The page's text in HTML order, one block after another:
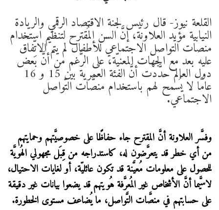
القلعة نيوز- قال رئيس لجنة الاقتصاد الرقمي والريادة
النيابية مؤيد العلاونة، إنَّ السن المُقترح لتنظيم استخدام
منصات التواصل الاجتماعي للأطفال لم يتم الاتِّفاق
عليه بعد مع الجهات المعنيّة، على الرُّغم من أنَّ بعض
دول العالم حدَّدت أنَّ الفئة العمرية بين 15 و 16
عامًا لا يُسمح لهم باستخدام منصَّات التّواصل
الاجتماعي.
وفسَّر العلاونة أنَّ المقترح جاء حفاظًا على خصوصيَّتهم وحمايتهم
من أي خطر قد يتعرَّضون له، كاستدراجه من قِبَل مجهولي الهُويَّة
للحصول على معلومات مُعيَّنة قد تكون عائليّة، أو لغايات الاحتيال،
لاسيَّما أنَّ الأشخاص غير المُعرَّفة هُويتهم قد يضعوا بيانات غير دقيقة
على حسابتهم في منصَّات التَّواصل، ما يُضاعف مستوى الخطورة.